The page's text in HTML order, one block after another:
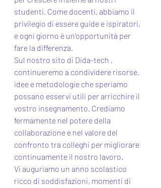
studenti. Come docenti, abbiamo il
privilegio di essere guide e ispiratori,
e ogni giorno è un'opportunità per
fare la differenza.
Sul nostro sito di Dida-tech ,
continueremo a condividere risorse,
idee e metodologie che speriamo
possano esservi utili per arricchire il
vostro insegnamento. Crediamo
fermamente nel potere della
collaborazione e nel valore del
confronto tra colleghi per migliorare
continuamente il nostro lavoro.
Vi auguriamo un anno scolastico
ricco di soddisfazioni, momenti di